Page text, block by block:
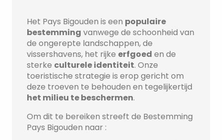
Het Pays Bigouden is een populaire
bestemming vanwege de schoonheid van
de ongerepte landschappen, de
vissershavens, het rijke erfgoed en de
sterke culturele identiteit. Onze
toeristische strategie is erop gericht om
deze troeven te behouden en tegelijkertijd
het milieu te beschermen.
Om dit te bereiken streeft de Bestemming
Pays Bigouden naar :